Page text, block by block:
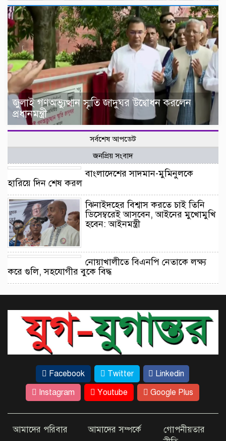
জুলাই গণঅভ্যুত্থান স্মৃতি জাদুঘর উদ্বোধন করলেন
প্রধানমন্ত্রী
সর্বশেষ আপডেট
জনপ্রিয় সংবাদ
বাংলাদেশের সাদমান-মুমিনুলকে
হারিয়ে দিন শেষ করল
ঝিনাইদহের বিশ্বাস করতে চাই তিনি
ডিসেম্বরেই আসবেন, আইনের মুখোমুখি
হবেন: আইনমন্ত্রী
নোয়াখালীতে বিএনপি নেতাকে লক্ষ্য
করে গুলি, সহযোগীর বুকে বিদ্ধ
কক্সবাজারের দরিয়ানগরে
মামলার প্রধান আসামি গ্রেফতার
গাইবান্ধায় নদীতে নিখোঁজ ব্যক্তির
মরদেহ উদ্ধার
ময়মনসিংহ ট্রেনের চার বগি লাইনচ্যুত,
ঢাকা-ময়মনসিংহ রুটে ট্রেন চলাচল বন্ধ
Facebook Twitter
Linkedin
Instagram
Youtube Google Plus
আমাদের পরিবার আমাদের সম্পর্কে
গোপনীয়তার